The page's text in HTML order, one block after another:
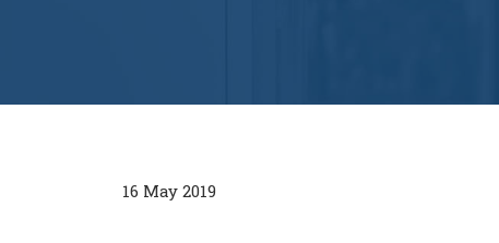
16 May 2019